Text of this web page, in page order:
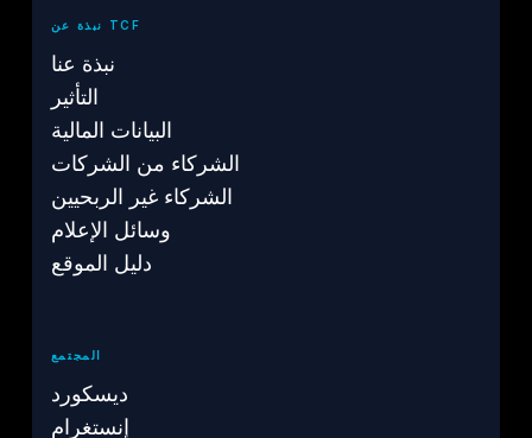
نبذة عن TCF
نبذة عنا
التأثير
البيانات المالية
الشركاء من الشركات
الشركاء غير الربحيين
وسائل الإعلام
دليل الموقع
المجتمع
ديسكورد
إنستغرام